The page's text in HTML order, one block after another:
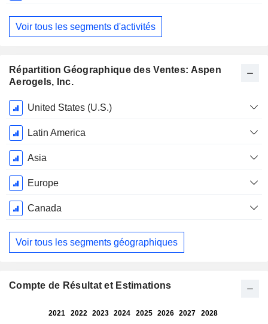
Voir tous les segments d'activités
Répartition Géographique des Ventes: Aspen
Aerogels, Inc.
Période
Fiscale:
Décembre
United States (U.S.)
Latin America
Asia
Europe
Canada
Voir tous les segments géographiques
Compte de Résultat et Estimations